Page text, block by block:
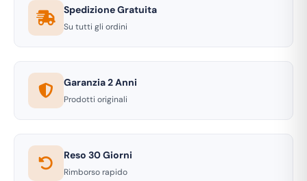
Spedizione Gratuita
Su tutti gli ordini
Garanzia 2 Anni
Prodotti originali
Reso 30 Giorni
Rimborso rapido